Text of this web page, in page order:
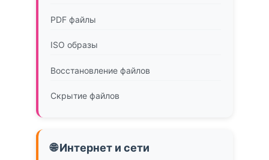
PDF файлы
ISO образы
Восстановление файлов
Скрытие файлов
🌐 Интернет и сети